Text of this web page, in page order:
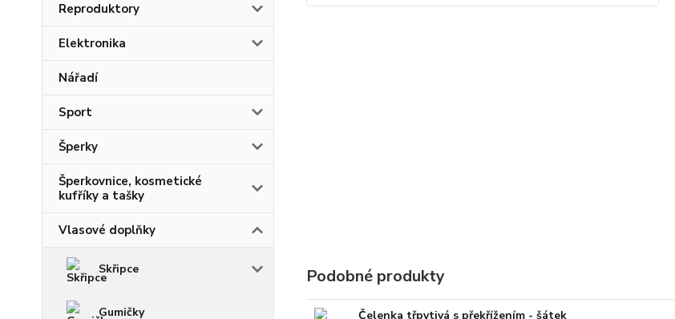
Reproduktory
Elektronika
Nářadí
Sport
Šperky
Šperkovnice, kosmetické
kufříky a tašky
Vlasové doplňky
Skřipce
Gumičky
Podobné produkty
Čelenka třpytivá s překřížením - šátek